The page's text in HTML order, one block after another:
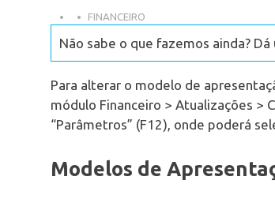
FINANCEIRO
Não sabe o que fazemos ainda?
Para alterar o modelo de
módulo Financeiro > Atualizações >
“Parâmetros” (F12), onde poderá
Modelos de